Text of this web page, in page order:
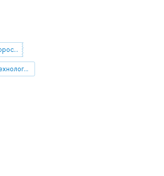
электроника и приборостроение
беспроводные технологии